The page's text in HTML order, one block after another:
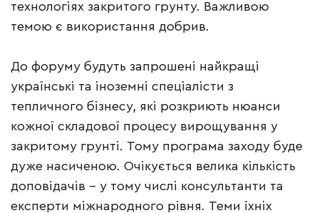
технологіях закритого грунту. Важливою
темою є використання добрив.
До форуму будуть запрошені найкращі
українські та іноземні спеціалісти з
тепличного бізнесу, які розкриють нюанси
кожної складової процесу вирощування у
закритому грунті. Тому програма заходу буде
дуже насиченою. Очікується велика кількість
доповідачів – у тому числі консультанти та
експерти міжнародного рівня. Теми їхніх